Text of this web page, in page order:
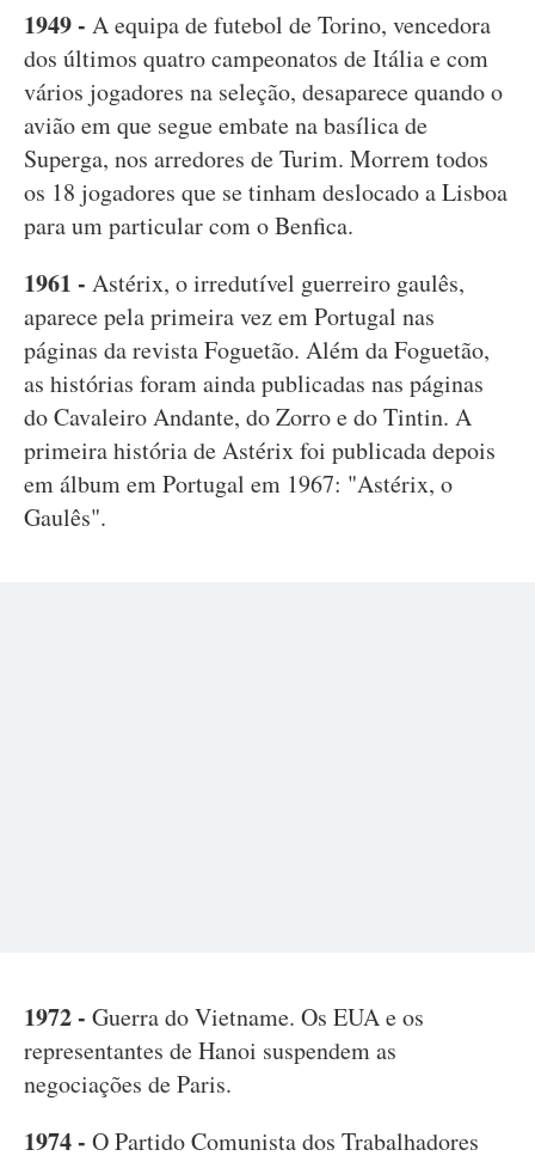
1949 - A equipa de futebol de Torino, vencedora
dos últimos quatro campeonatos de Itália e com
vários jogadores na seleção, desaparece quando o
avião em que segue embate na basílica de
Superga, nos arredores de Turim. Morrem todos
os 18 jogadores que se tinham deslocado a Lisboa
para um particular com o Benfica.
1961 - Astérix, o irredutível guerreiro gaulês,
aparece pela primeira vez em Portugal nas
páginas da revista Foguetão. Além da Foguetão,
as histórias foram ainda publicadas nas páginas
do Cavaleiro Andante, do Zorro e do Tintin. A
primeira história de Astérix foi publicada depois
em álbum em Portugal em 1967: "Astérix, o
Gaulês".
1972 - Guerra do Vietname. Os EUA e os
representantes de Hanoi suspendem as
negociações de Paris.
1974 - O Partido Comunista dos Trabalhadores